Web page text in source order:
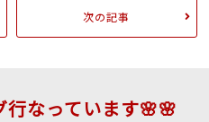
次の記事
なっています🌸🌸